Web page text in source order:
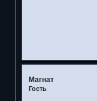
Магнат
Гость